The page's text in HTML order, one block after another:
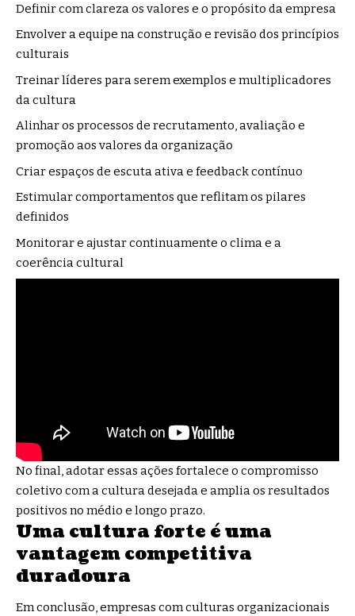
Definir com clareza os valores e o propósito da empresa
Envolver a equipe na construção e revisão dos princípios
culturais
Treinar líderes para serem exemplos e multiplicadores
da cultura
Alinhar os processos de recrutamento, avaliação e
promoção aos valores da organização
Criar espaços de escuta ativa e feedback contínuo
Estimular comportamentos que reflitam os pilares
definidos
Monitorar e ajustar continuamente o clima e a
coerência cultural
No final, adotar essas ações fortalece o compromisso
coletivo com a cultura desejada e amplia os resultados
positivos no médio e longo prazo.
Uma cultura forte é uma
vantagem competitiva
duradoura
Em conclusão, empresas com culturas organizacionais